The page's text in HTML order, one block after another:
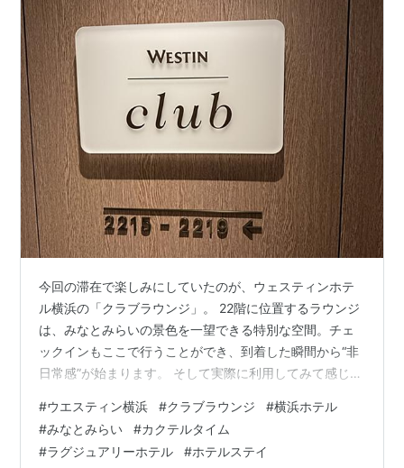
今回の滞在で楽しみにしていたのが、ウェスティンホテ
ル横浜の「クラブラウンジ」。 22階に位置するラウンジ
は、みなとみらいの景色を一望できる特別な空間。チェ
ックインもここで行うことができ、到着した瞬間から“非
日常感”が始まります。 そして実際に利用してみて感じた
整ったラウンジ」 アルコールの種類も豊富で、横浜ビー
ルをはじめとしたラインナップはかなり充実。カクテル
タイムはもちろん、ゆったり過ごす時間そのものが贅沢
#ウエスティン横浜 #クラブラウンジ #横浜ホテル
#みなとみらい #カクテルタイム
#ラグジュアリーホテル #ホテルステイ